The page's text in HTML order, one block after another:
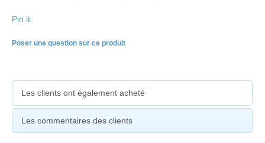
Pin it
Poser une question sur ce produit
Les clients ont également acheté
Les commentaires des clients